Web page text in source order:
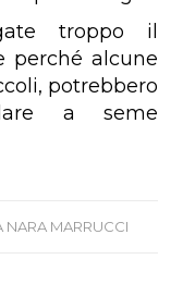
troppo il
perché alcune
potrebbero
a seme
NARA MARRUCCI